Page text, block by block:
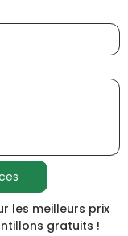
les meilleurs prix
gratuits !